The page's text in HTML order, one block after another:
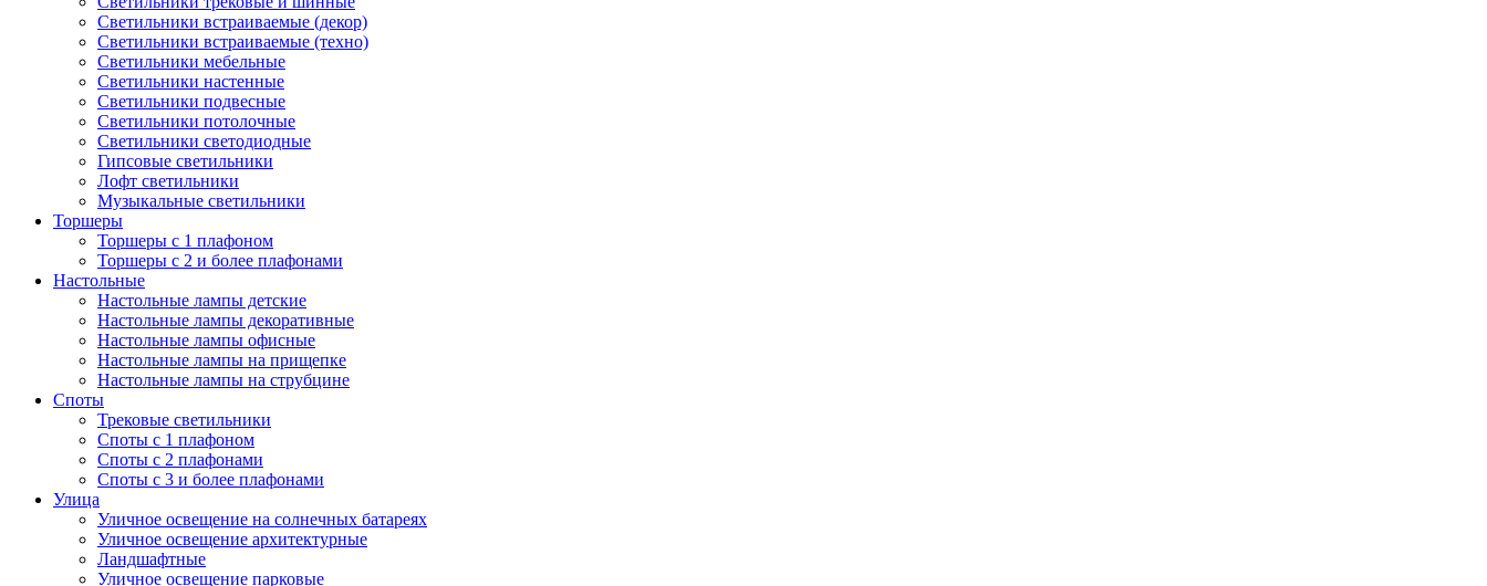
Светильники встраиваемые (декор)
Светильники встраиваемые (техно)
Светильники мебельные
Светильники настенные
Светильники подвесные
Светильники потолочные
Светильники светодиодные
Гипсовые светильники
Лофт светильники
Музыкальные светильники
Торшеры
Торшеры с 1 плафоном
Торшеры с 2 и более плафонами
Настольные
Настольные лампы детские
Настольные лампы декоративные
Настольные лампы офисные
Настольные лампы на прищепке
Настольные лампы на струбцине
Споты
Трековые светильники
Споты с 1 плафоном
Споты с 2 плафонами
Споты с 3 и более плафонами
Улица
Уличное освещение на солнечных батареях
Уличное освещение архитектурные
Ландшафтные
Уличное освещение парковые